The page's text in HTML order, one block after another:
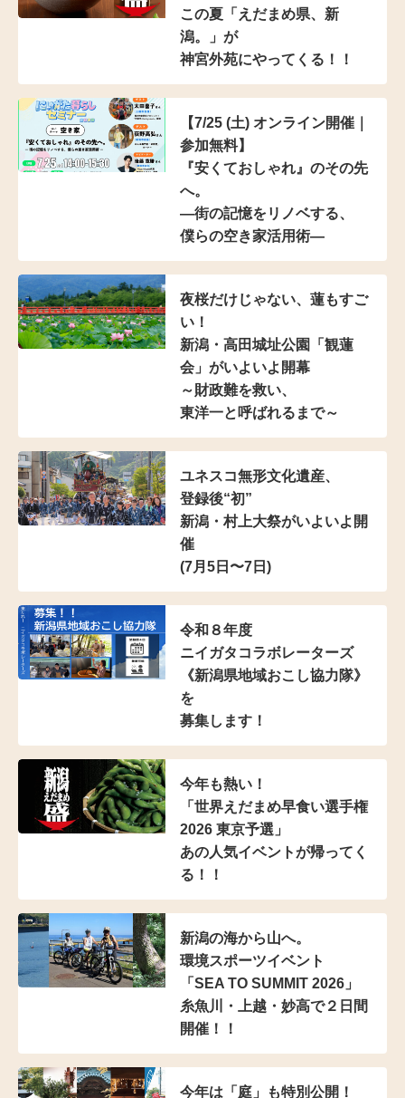
この夏「えだまめ県、新
潟。」が
神宮外苑にやってくる！！
【7/25 (土) オンライン開催｜
参加無料】
『安くておしゃれ』のその先
へ。
―街の記憶をリノベする、
僕らの空き家活用術―
夜桜だけじゃない、蓮もすご
い！
新潟・高田城址公園「観蓮
会」がいよいよ開幕
～財政難を救い、
東洋一と呼ばれるまで～
ユネスコ無形文化遺産、
登録後“初”
新潟・村上大祭がいよいよ開
催
(7月5日〜7日)
令和８年度
ニイガタコラボレーターズ
《新潟県地域おこし協力隊》
を
募集します！
今年も熱い！
「世界えだまめ早食い選手権
2026 東京予選」
あの人気イベントが帰ってく
る！！
新潟の海から山へ。
環境スポーツイベント
「SEA TO SUMMIT 2026」
糸魚川・上越・妙高で２日間
開催！！
今年は「庭」も特別公開！